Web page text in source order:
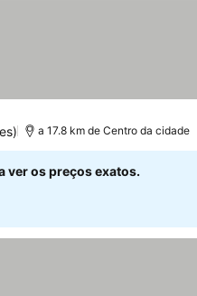
a 17.8 km de Centro da cidade
ver os preços exatos.